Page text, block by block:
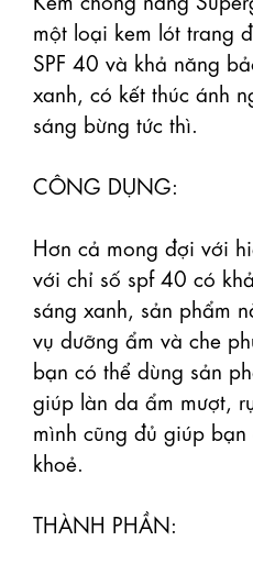
một loại kem lót trang
SPF 40 và khả năng
xanh, có kết thúc ánh
sáng bừng tức thì.
CÔNG DỤNG:
Hơn cả mong đợi với
với chỉ số spf 40 có
sáng xanh, sản phẩm
vụ dưỡng ẩm và che
bạn có thể dùng sản
giúp làn da ẩm mượt,
mình cũng đủ giúp
khoẻ.
THÀNH PHẦN: